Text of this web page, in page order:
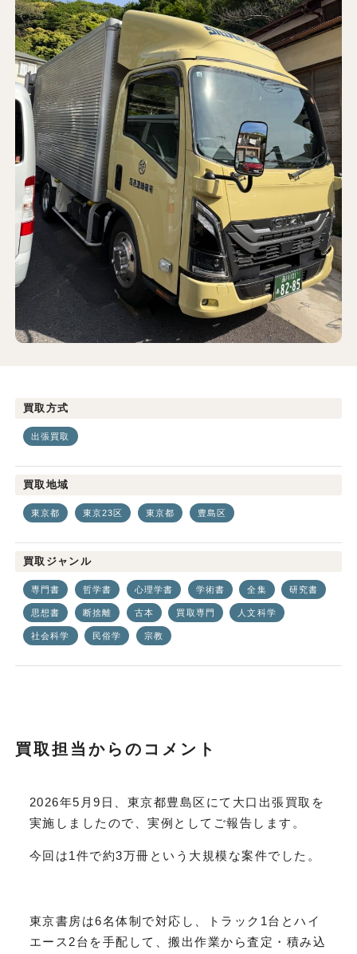
買取方式
出張買取
買取地域
東京都 東京23区 東京都 豊島区
買取ジャンル
専門書 哲学書 心理学書 学術書 全集 研究書
思想書 断捨離 古本 買取専門 人文科学
社会科学 民俗学 宗教
買取担当からのコメント
2026年5月9日、東京都豊島区にて大口出張買取を
実施しましたので、実例としてご報告します。
今回は1件で約3万冊という大規模な案件でした。
東京書房は6名体制で対応し、トラック1台とハイ
エース2台を手配して、搬出作業から査定・積み込